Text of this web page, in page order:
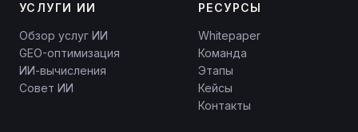
УСЛУГИ ИИ
Обзор услуг ИИ
GEO-оптимизация
ИИ-вычисления
Совет ИИ
РЕСУРСЫ
Whitepaper
Команда
Этапы
Кейсы
Контакты